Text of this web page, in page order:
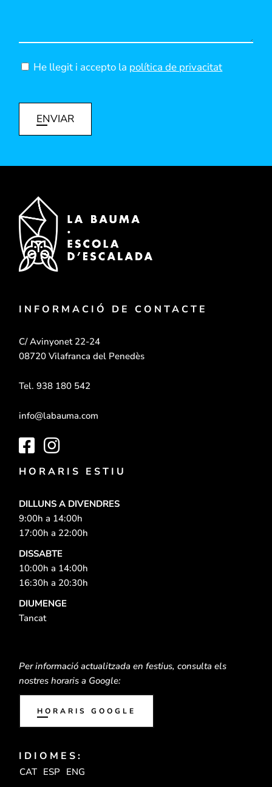
He llegit i accepto la política de privacitat
ENVIAR
INFORMACIÓ DE CONTACTE
C/ Avinyonet 22-24
08720 Vilafranca del Penedès
Tel. 938 180 542
info@labauma.com
HORARIS ESTIU
DILLUNS A DIVENDRES
9:00h a 14:00h
17:00h a 22:00h
​DISSABTE
10:00h a 14:00h
16:30h a 20:30h
DIUMENGE
Tancat
Per informació actualitzada en festius, consulta els
nostres horaris a Google:
HORARIS GOOGLE
IDIOMES:
CAT ESP ENG